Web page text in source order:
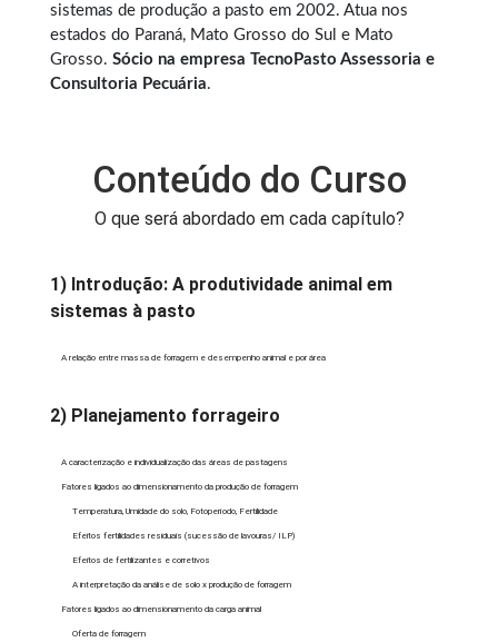
sistemas de produção a pasto em 2002. Atua nos
estados do Paraná, Mato Grosso do Sul e Mato
Grosso. Sócio na empresa TecnoPasto Assessoria e
Consultoria Pecuária.
Conteúdo do Curso
O que será abordado em cada capítulo?
1) Introdução: A produtividade animal em
sistemas à pasto
A relação entre massa de forragem e desempenho animal e por área
2) Planejamento forrageiro
A caracterização e individualização das áreas de pastagens
Fatores ligados ao dimensionamento da produção de forragem
Temperatura, Umidade do solo, Fotoperíodo, Fertilidade
Efeitos fertilidades residuais (sucessão de lavouras/ ILP)
Efeitos de fertilizantes e corretivos
A interpretação da análise de solo x produção de forragem
Fatores ligados ao dimensionamento da carga animal
Oferta de forragem